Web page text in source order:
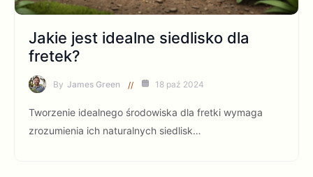
Jakie jest idealne siedlisko dla
fretek?
By James Green 18 paź 2024
Tworzenie idealnego środowiska dla fretki wymaga
zrozumienia ich naturalnych siedlisk…